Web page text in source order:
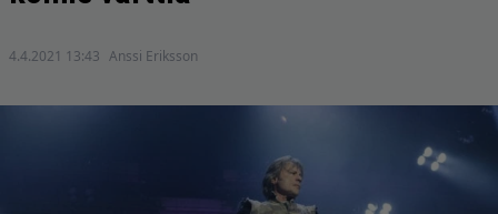
4.4.2021 13:43 Anssi Eriksson